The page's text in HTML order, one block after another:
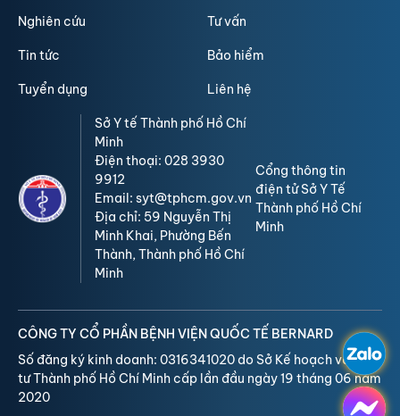
Nghiên cứu Tư vấn
Tin tức Bảo hiểm
Tuyển dụng Liên hệ
Sở Y tế Thành phố Hồ Chí
Minh
Điện thoại: 028 3930
9912
Email: syt@tphcm.gov.vn
Địa chỉ: 59 Nguyễn Thị
Minh Khai, Phường Bến
Thành, Thành phố Hồ Chí
Minh
Cổng thông tin
điện tử Sở Y Tế
Thành phố Hồ Chí
Minh
CÔNG TY CỔ PHẦN BỆNH VIỆN QUỐC TẾ BERNARD
Số đăng ký kinh doanh: 0316341020 do Sở Kế hoạch và Đầu
tư Thành phố Hồ Chí Minh cấp lần đầu ngày 19 tháng 06 năm
2020